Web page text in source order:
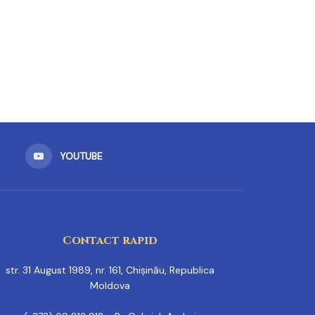
YOUTUBE
Contact rapid
str. 31 August 1989, nr. 161, Chișinău, Republica
Moldova